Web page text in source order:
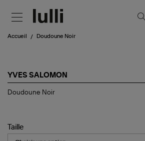
Accueil Doudoune Noir
YVES SALOMON
Doudoune
Doudoune Noir
Taille